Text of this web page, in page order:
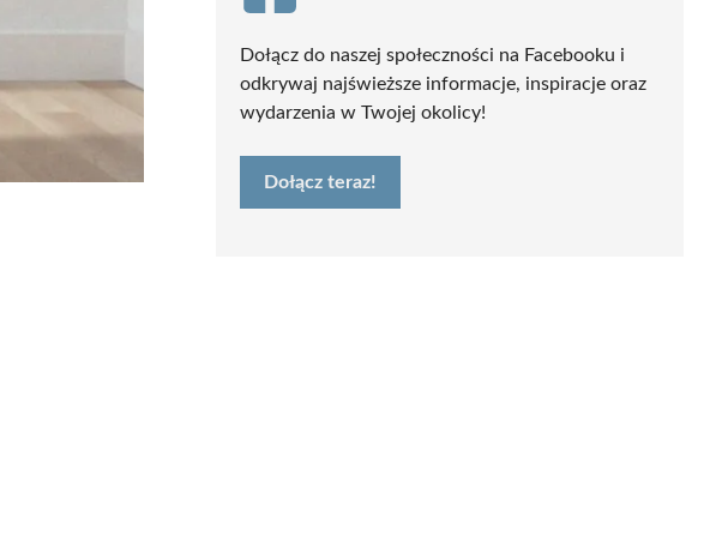
Dołącz do naszej społeczności na Facebooku i
odkrywaj najświeższe informacje, inspiracje oraz
wydarzenia w Twojej okolicy!
Dołącz teraz!